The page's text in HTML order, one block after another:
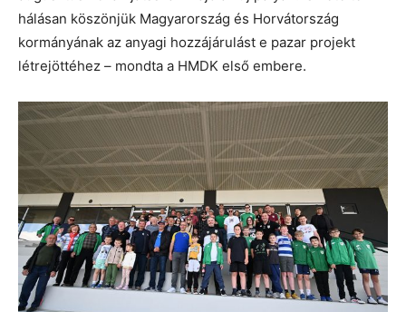
hálásan köszönjük Magyarország és Horvátország
kormányának az anyagi hozzájárulást e pazar projekt
létrejöttéhez – mondta a HMDK első embere.